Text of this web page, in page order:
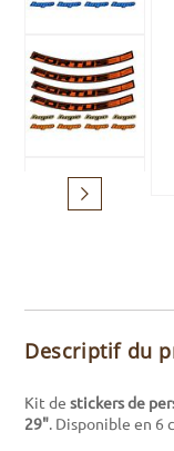
Suivant
Descriptif du
Kit de stickers de
29". Disponible en 6